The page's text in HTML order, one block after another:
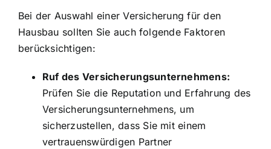
Bei der Auswahl einer Versicherung für den
Hausbau sollten Sie auch folgende Faktoren
berücksichtigen:
Ruf des Versicherungsunternehmens:
Prüfen Sie die Reputation und Erfahrung des
Versicherungsunternehmens, um
sicherzustellen, dass Sie mit einem
vertrauenswürdigen Partner